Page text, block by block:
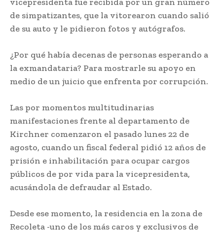
de simpatizantes, que la vitorearon cuando salió
de su auto y le pidieron fotos y autógrafos.
¿Por qué había decenas de personas esperando a
la exmandataria? Para mostrarle su apoyo en
medio de un juicio que enfrenta por corrupción.
Las por momentos multitudinarias
manifestaciones frente al departamento de
Kirchner comenzaron el pasado lunes 22 de
agosto, cuando un fiscal federal pidió 12 años de
prisión e inhabilitación para ocupar cargos
públicos de por vida para la vicepresidenta,
acusándola de defraudar al Estado.
Desde ese momento, la residencia en la zona de
Recoleta -uno de los más caros y exclusivos de